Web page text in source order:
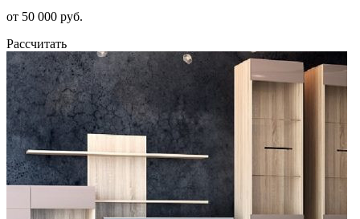
от 50 000 руб.
Рассчитать